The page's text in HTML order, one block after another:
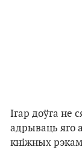
Ігар доўга не
адрываць яго
кніжных